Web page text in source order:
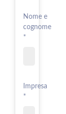
Nome e
cognome
*
Impresa
*